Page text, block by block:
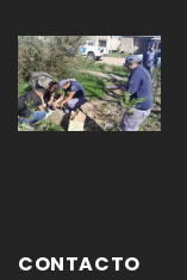
CONTACTO